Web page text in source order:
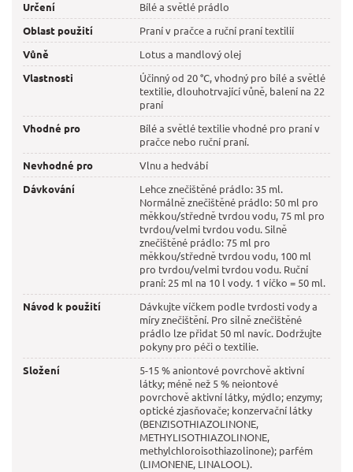
Určení
Bílé a světlé prádlo
Oblast použití
Praní v pračce a ruční praní textilií
Vůně
Lotus a mandlový olej
Vlastnosti
Účinný od 20 °C, vhodný pro bílé a světlé
textilie, dlouhotrvající vůně, balení na 22
praní
Vhodné pro
Bílé a světlé textilie vhodné pro praní v
pračce nebo ruční praní.
Nevhodné pro
Vlnu a hedvábí
Dávkování
Lehce znečištěné prádlo: 35 ml.
Normálně znečištěné prádlo: 50 ml pro
měkkou/středně tvrdou vodu, 75 ml pro
tvrdou/velmi tvrdou vodu. Silně
znečištěné prádlo: 75 ml pro
měkkou/středně tvrdou vodu, 100 ml
pro tvrdou/velmi tvrdou vodu. Ruční
praní: 25 ml na 10 l vody. 1 víčko = 50 ml.
Návod k použití
Dávkujte víčkem podle tvrdosti vody a
míry znečištění. Pro silně znečištěné
prádlo lze přidat 50 ml navíc. Dodržujte
pokyny pro péči o textilie.
Složení
5-15 % aniontové povrchově aktivní
látky; méně než 5 % neiontové
povrchově aktivní látky, mýdlo; enzymy;
optické zjasňovače; konzervační látky
(BENZISOTHIAZOLINONE,
METHYLISOTHIAZOLINONE,
methylchloroisothiazolinone); parfém
(LIMONENE, LINALOOL).